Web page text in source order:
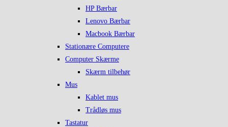
HP Bærbar
Lenovo Bærbar
Macbook Bærbar
Stationære Computere
Computer Skærme
Skærm tilbehør
Mus
Kablet mus
Trådløs mus
Tastatur